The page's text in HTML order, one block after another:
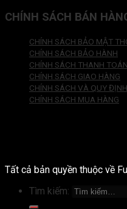
CHÍNH SÁCH BÁN
CHÍNH SÁCH BẢO MẬT
CHÍNH SÁCH BẢO HÀNH
CHÍNH SÁCH THANH TOÁN
CHÍNH SÁCH GIAO HÀNG
CHÍNH SÁCH VÀ QUY
CHÍNH SÁCH MUA HÀNG
Tất cả bản quyền thuộc về
Tìm kiếm: